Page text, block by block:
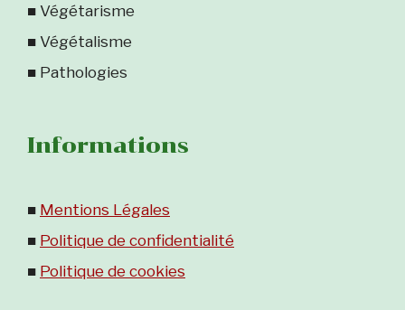
■ Végétarisme
■ Végétalisme
■ Pathologies
Informations
■ Mentions Légales
■ Politique de confidentialité
■ Politique de cookies